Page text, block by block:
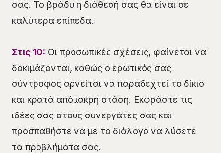
σας. Το βράδυ η διάθεσή σας θα είναι σε
καλύτερα επίπεδα.
Στις 10: Οι προσωπικές σχέσεις, φαίνεται να
δοκιμάζονται, καθώς ο ερωτικός σας
σύντροφος αρνείται να παραδεχτεί το δίκιο
και κρατά απόμακρη στάση. Εκφράστε τις
ιδέες σας στους συνεργάτες σας και
προσπαθήστε να με το διάλογο να λύσετε
τα προβλήματα σας.